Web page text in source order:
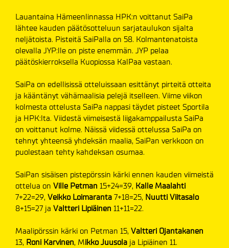
Lauantaina Hämeenlinnassa HPK:n voittanut SaiPa
lähtee kauden päätösotteluun sarjataulukon sijalta
neljätoista. Pisteitä SaiPalla on 58. Kolmantenatoista
olevalla JYP:lle on piste enemmän. JYP pelaa
päätöskierroksella Kuopiossa KalPaa vastaan.
SaiPa on edellisissä otteluissaan esittänyt pirteitä otteita
ja kääntänyt vähämaalisia pelejä itselleen. Viime viikon
kolmesta ottelusta SaiPa nappasi täydet pisteet Sportila
ja HPK:lta. Viidestä viimeisestä liigakamppailusta SaiPa
on voittanut kolme. Näissä viidessä ottelussa SaiPa on
tehnyt yhteensä yhdeksän maalia, SaiPan verkkoon on
puolestaan tehty kahdeksan osumaa.
SaiPan sisäisen pistepörssin kärki ennen kauden viimeistä
ottelua on Ville Petman 15+24=39, Kalle Maalahti
7+22=29, Veikko Loimaranta 7+18=25, Nuutti Viitasalo
8+15=27 ja Valtteri Lipiäinen 11+11=22.
Maalipörssin kärki on Petman 15, Valtteri Ojantakanen
13, Roni Karvinen, Mikko Juusola ja Lipiäinen 11.